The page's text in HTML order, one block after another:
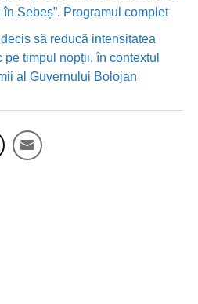
Sebeș”. Programul complet
să reducă intensitatea
timpul nopții, în contextul
al Guvernului Bolojan